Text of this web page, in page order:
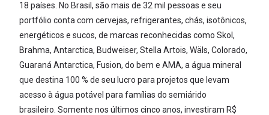
18 países. No Brasil, são mais de 32 mil pessoas e seu
portfólio conta com cervejas, refrigerantes, chás, isotônicos,
energéticos e sucos, de marcas reconhecidas como Skol,
Brahma, Antarctica, Budweiser, Stella Artois, Wäls, Colorado,
Guaraná Antarctica, Fusion, do bem e AMA, a água mineral
que destina 100 % de seu lucro para projetos que levam
acesso à água potável para famílias do semiárido
brasileiro. Somente nos últimos cinco anos, investiram R$